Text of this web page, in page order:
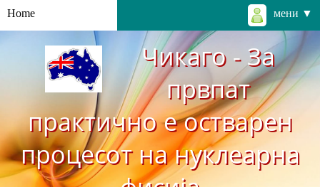
Home мени ▼
Чикаго - За
првпат
практично е остварен
процесот на нуклеарна